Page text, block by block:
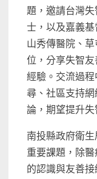
題，邀請台灣
士，以及嘉義
山秀傳醫院、
位，分享失智
經驗。交流過
尋、社區支持
論，期望提升失
南投縣政府衛
重要課題，除
的認識與友善